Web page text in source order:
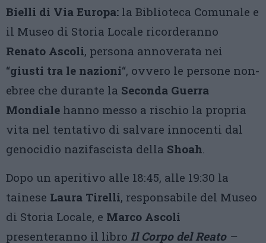
Bielli di Via Europa: la Biblioteca Comunale e
il Museo di Storia Locale ricorderanno
Renato Ascoli, persona annoverata nei
“giusti tra le nazioni“, ovvero le persone non-
ebree che durante la Seconda Guerra
Mondiale hanno messo a rischio la propria
vita nel tentativo di salvare innocenti dal
genocidio nazifascista della Shoah.
Dopo un aperitivo alle 18:45, alle 19:30 la
tainese Laura Tirelli, responsabile del Museo
di Storia Locale, e Marco Ascoli
presenteranno il libro Il Corpo del Reato–